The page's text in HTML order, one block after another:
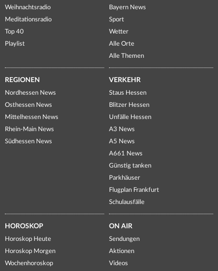
Weihnachtsradio
Meditationsradio
Top 40
Playlist
Bayern News
Sport
Wetter
Alle Orte
Alle Themen
REGIONEN
Nordhessen News
Osthessen News
Mittelhessen News
Rhein-Main News
Südhessen News
VERKEHR
Staus Hessen
Blitzer Hessen
Unfälle Hessen
A3 News
A5 News
A661 News
Günstig tanken
Parkhäuser
Flugplan Frankfurt
Schulausfälle
HOROSKOP
Horoskop Heute
Horoskop Morgen
Wochenhoroskop
ON AIR
Sendungen
Aktionen
Videos